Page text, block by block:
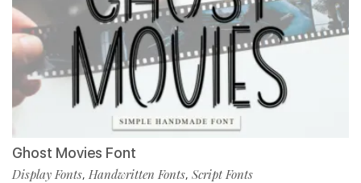
Ghost Movies Font
Display Fonts, Handwritten Fonts, Script Fonts